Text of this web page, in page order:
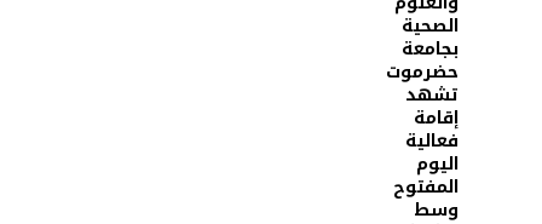
الصحية
بجامعة
حضرموت
تشهد
إقامة
فعالية
اليوم
المفتوح
وسط